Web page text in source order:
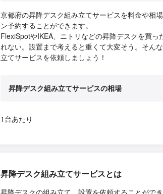
京都府の昇降デスク組み立てサービスを料金や相
ン予約することができます。
FlexiSpotやIKEA、ニトリなどの昇降デスクを買っ
れない。設置まで考えると重くて大変そう。そん
立てサービスを依頼しましょう！
昇降デスク組み立てサービスの相場
1台あたり
昇降デスク組み立てサービスとは